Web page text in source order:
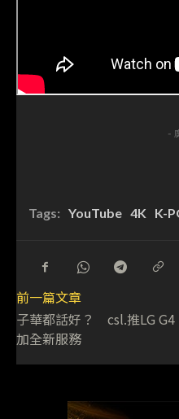
-
Tags: YouTube 4K K-
前一篇文章
子華都話好？ csl.推LG G4
加全新服務